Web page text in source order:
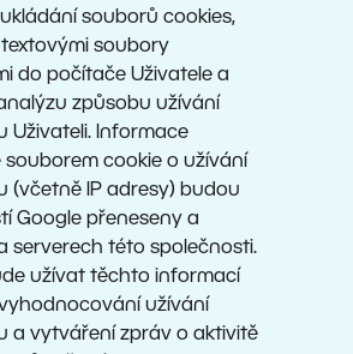
souborů cookies,
textovými soubory
do počítače Uživatele a
způsobu užívání
Uživateli. Informace
cookie o užívání
(včetně IP adresy) budou
Google přeneseny a
serverech této společnosti.
užívat těchto informací
užívání
a vytváření zpráv o aktivitě